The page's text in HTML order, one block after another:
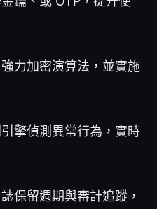
力加密演算法，並實施
擎偵測異常行為，實時
保留週期與審計追蹤，